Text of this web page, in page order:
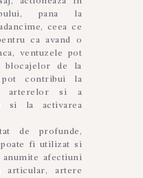
pana la
ceea ce
ca avand o
ventuzele pot
blocajelor de la
contribui la
arterelor si a
si la activarea
de profunde,
poate fi utilizat si
anumite afectiuni
articular, artere